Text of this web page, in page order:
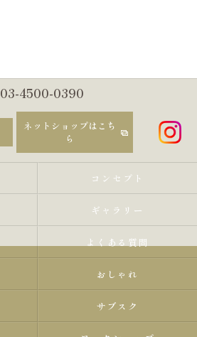
03-4500-0390
ネットショップはこち
ら
コンセプト
ギャラリー
よくある質問
おしゃれ
サブスク